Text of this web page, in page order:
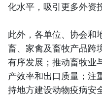
化水平，吸引更多外资
此外，各单位、协会和
畜、家禽及畜牧产品跨
有序发展；推动畜牧业
产效率和出口质量；注
持地方建设动物疫病安